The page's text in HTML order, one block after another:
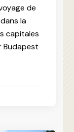
de
la
capitales
Budapest